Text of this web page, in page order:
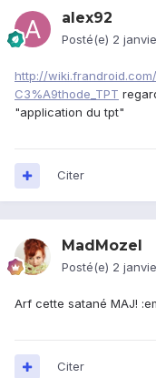
alex92
Posté(e) 2
http://
C3%A9thode_TPT
"application du tpt"
Citer
MadMozel
Posté(e) 2
Arf cette satané MAJ!
Citer